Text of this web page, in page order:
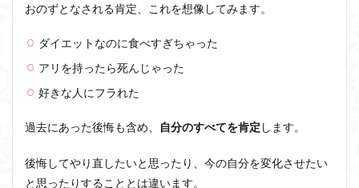
おのずとなされる肯定、これを想像してみます。
ダイエットなのに食べすぎちゃった
アリを持ったら死んじゃった
好きな人にフラれた
過去にあった後悔も含め、 自分のすべてを肯定 します。
後悔してやり直したいと思ったり、今の自分を変化させたい
と思ったりすることとは違います。